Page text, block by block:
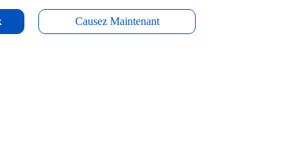
Causez Maintenant